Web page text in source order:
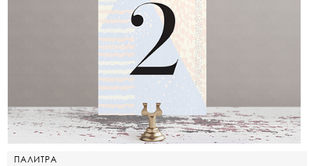
ПАЛИТРА